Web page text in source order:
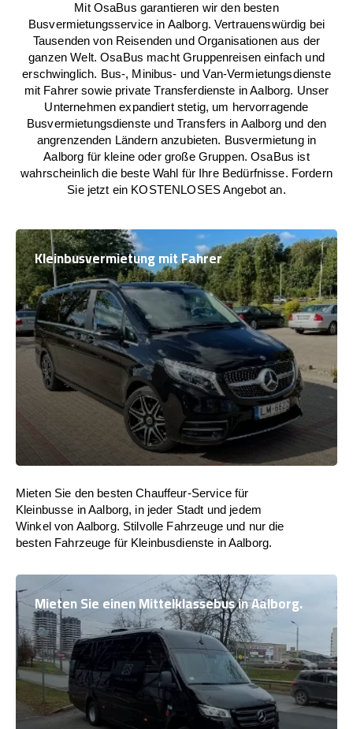
Mit OsaBus garantieren wir den besten
Busvermietungsservice in Aalborg. Vertrauenswürdig bei
Tausenden von Reisenden und Organisationen aus der
ganzen Welt. OsaBus macht Gruppenreisen einfach und
erschwinglich. Bus-, Minibus- und Van-Vermietungsdienste
mit Fahrer sowie private Transferdienste in Aalborg. Unser
Unternehmen expandiert stetig, um hervorragende
Busvermietungsdienste und Transfers in Aalborg und den
angrenzenden Ländern anzubieten. Busvermietung in
Aalborg für kleine oder große Gruppen. OsaBus ist
wahrscheinlich die beste Wahl für Ihre Bedürfnisse. Fordern
Sie jetzt ein KOSTENLOSES Angebot an.
Kleinbusvermietung mit Fahrer
Mieten Sie den besten Chauffeur-Service für
Kleinbusse in Aalborg, in jeder Stadt und jedem
Winkel von Aalborg. Stilvolle Fahrzeuge und nur die
besten Fahrzeuge für Kleinbusdienste in Aalborg.
Mieten Sie einen Mittelklassebus in Aalborg.